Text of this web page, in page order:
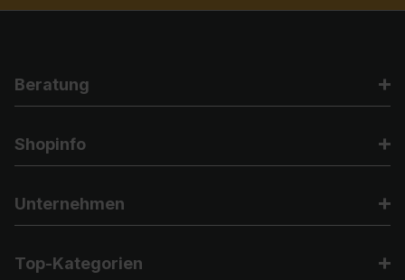
Beratung
Shopinfo
Unternehmen
Top-Kategorien